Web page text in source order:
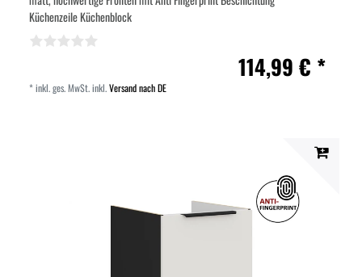
Küchenzeile Küchenblock
114,99 € *
*inkl. ges. MwSt.inkl.Versand nach DE